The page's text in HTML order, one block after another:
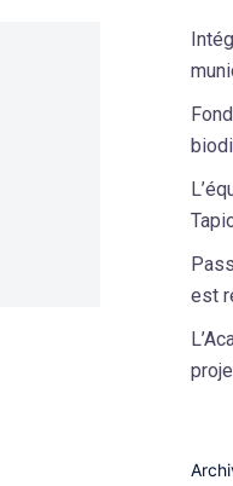
est